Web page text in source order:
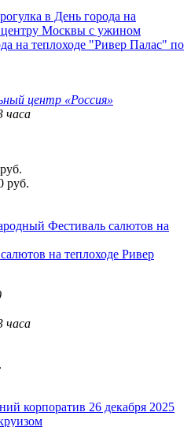
на теплоходе "Ривер Палас" по
центр «Россия»
часа
руб.
на теплоходе Ривер
часа